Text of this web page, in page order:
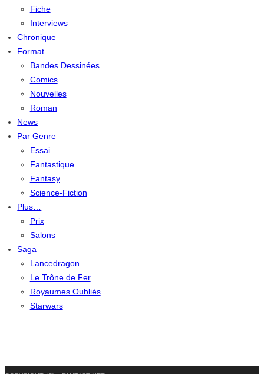
Fiche
Interviews
Chronique
Format
Bandes Dessinées
Comics
Nouvelles
Roman
News
Par Genre
Essai
Fantastique
Fantasy
Science-Fiction
Plus…
Prix
Salons
Saga
Lancedragon
Le Trône de Fer
Royaumes Oubliés
Starwars